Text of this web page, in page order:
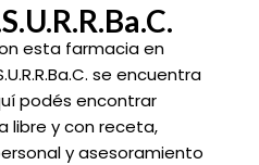
esta farmacia en
se encuentra
podés encontrar
libre y con receta,
y asesoramiento